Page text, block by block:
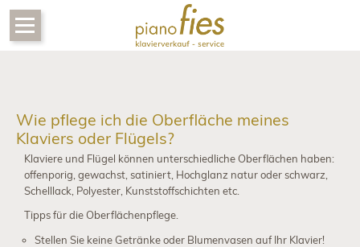
Navigation
Instrumente
Klavier
kaufen
Klavier
mieten
Gebrauchte
Klaviere
Wie pflege ich die Oberfläche meines
Klaviers oder Flügels?
Klaviere und Flügel können unterschiedliche Oberflächen haben:
offenporig, gewachst, satiniert, Hochglanz natur oder schwarz,
Schelllack, Polyester, Kunststoffschichten etc.
Tipps für die Oberflächenpflege.
Stellen Sie keine Getränke oder Blumenvasen auf Ihr Klavier!